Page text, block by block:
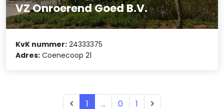
VZ Onroerend Goed B.V.
KvK nummer: 24333375
Adres: Coenecoop 21
1 ... 0 1